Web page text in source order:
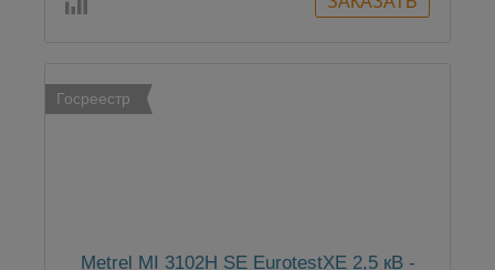
Госреестр
Metrel MI 3102H SE EurotestXE 2,5 кВ -